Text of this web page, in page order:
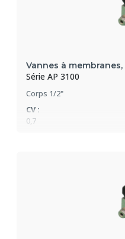
Vannes à
Série AP 3100
Corps 1/2"
CV :
0,7